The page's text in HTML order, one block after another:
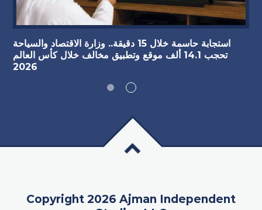
استجابة حاسمة خلال 15 دقيقة.. وزارة الاقتصاد والسياحة
تحجب 14.1 ألف موقع وتطبيق مخالف خلال كأس العالم
2026
Copyright 2026 Ajman Independent